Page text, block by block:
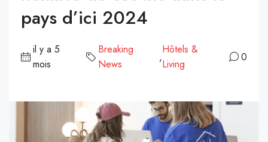
pays d’ici 2024
il y a 5
mois
Breaking
News
,
Hôtels &
Living
0